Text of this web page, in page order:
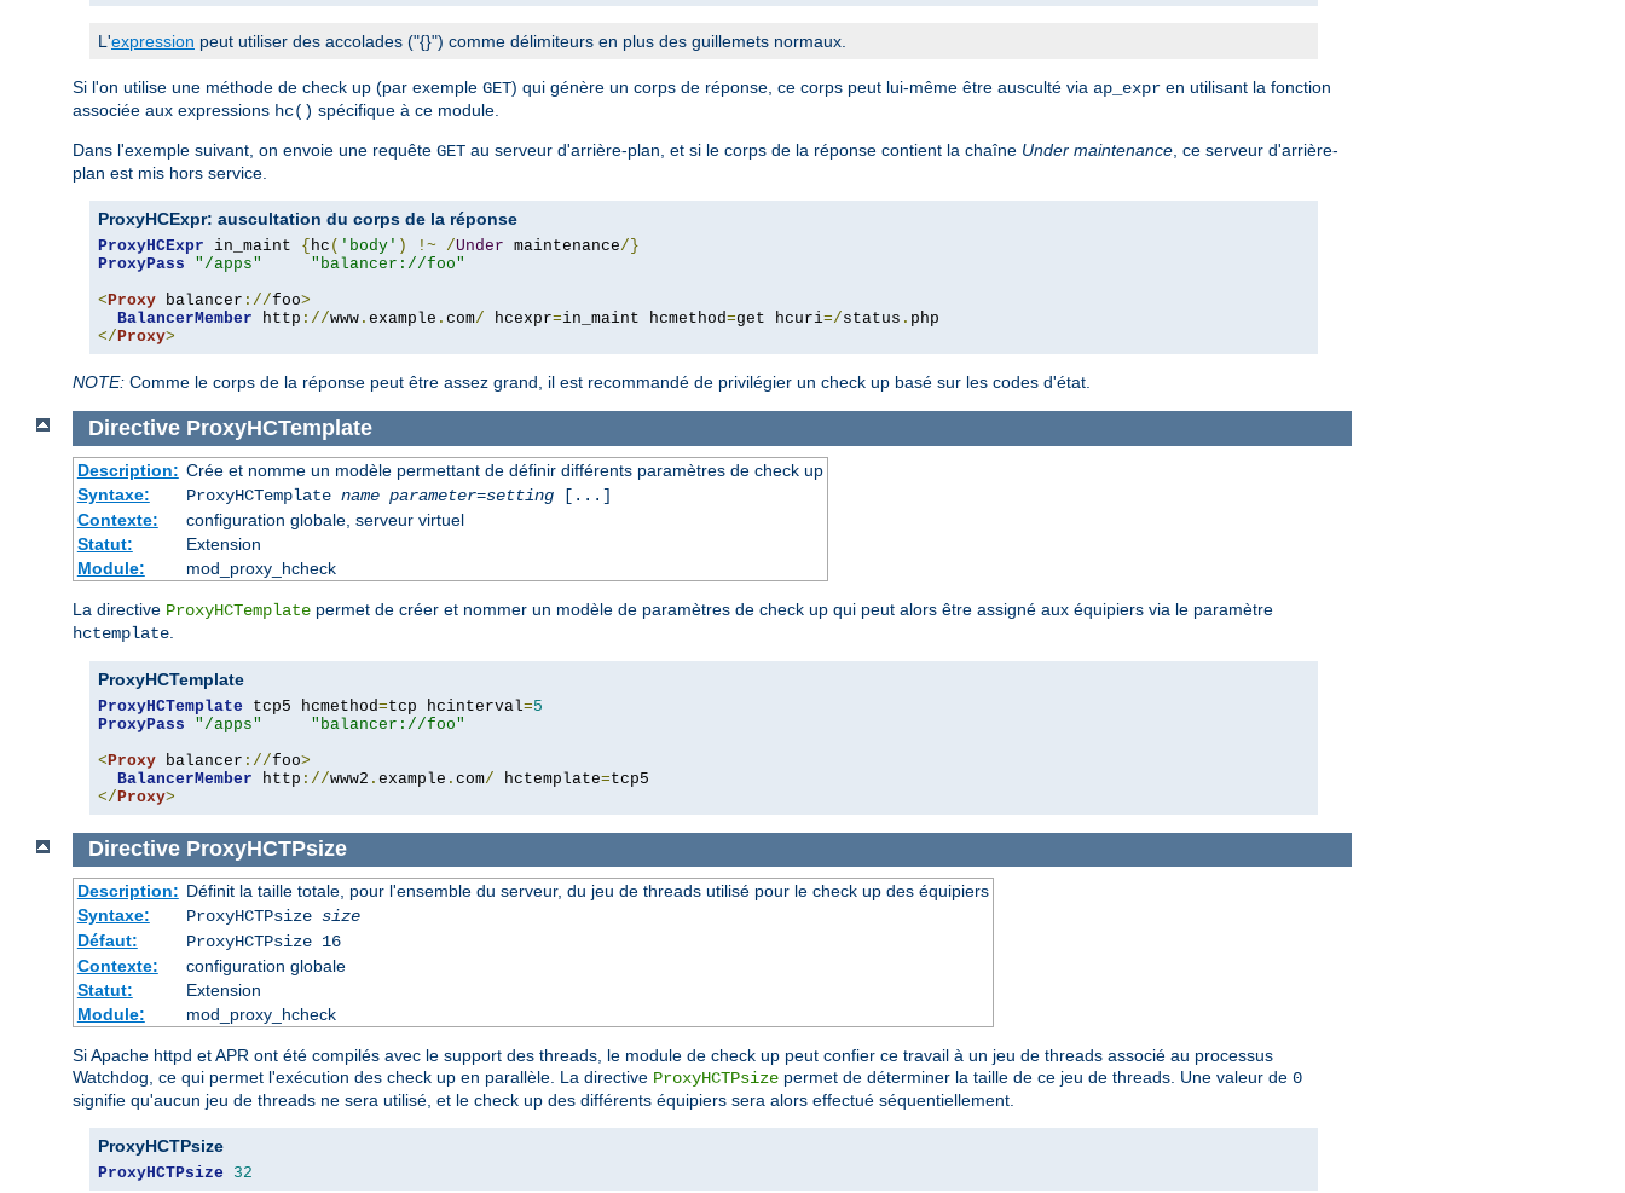
L'expression peut utiliser des accolades ("{}") comme délimiteurs en plus des guillemets normaux.
Si l'on utilise une méthode de check up (par exemple GET) qui génère un corps de réponse, ce corps peut lui-même être ausculté via ap_expr en utilisant la fonction
associée aux expressions hc() spécifique à ce module.
Dans l'exemple suivant, on envoie une requête GET au serveur d'arrière-plan, et si le corps de la réponse contient la chaîne Under maintenance, ce serveur d'arrière-
plan est mis hors service.
ProxyHCExpr: auscultation du corps de la réponse
ProxyHCExpr in_maint { hc ( 'body' ) !~ /Under maintenance/}
ProxyPass
"/apps"
"balancer://foo"
<Proxy balancer ://foo>
BalancerMember http ://www . example . com/ hcexpr=in_maint hcmethod=get hcuri=/status .
</Proxy>
NOTE: Comme le corps de la réponse peut être assez grand, il est recommandé de privilégier un check up basé sur les codes d'état.
Directive ProxyHCTemplate
Description: Crée et nomme un modèle permettant de définir différents paramètres de check up
Syntaxe:
ProxyHCTemplate name parameter=setting[...]
Contexte:
configuration globale, serveur virtuel
Statut:
Extension
Module:
mod_proxy_hcheck
La directive ProxyHCTemplate permet de créer et nommer un modèle de paramètres de check up qui peut alors être assigné aux équipiers via le paramètre
hctemplate
ProxyHCTemplate
ProxyHCTemplate tcp5 hcmethod=tcp hcinterval=5
ProxyPass
"/apps"
"balancer://foo"
<Proxy balancer ://foo>
BalancerMember http ://www2 . example . com/ hctemplate=
</Proxy>
Directive ProxyHCTPsize
Description: Définit la taille totale, pour l'ensemble du serveur, du jeu de threads utilisé pour le check up des équipiers
Syntaxe:
ProxyHCTPsize size
Défaut:
ProxyHCTPsize 16
Contexte:
configuration globale
Statut:
Extension
Module:
mod_proxy_hcheck
Si Apache httpd et APR ont été compilés avec le support des threads, le module de check up peut confier ce travail à un jeu de threads associé au processus
Watchdog, ce qui permet l'exécution des check up en parallèle. La directive ProxyHCTPsize permet de déterminer la taille de ce jeu de threads. Une valeur de 0
signifie qu'aucun jeu de threads ne sera utilisé, et le check up des différents équipiers sera alors effectué séquentiellement.
ProxyHCTPsize
ProxyHCTPsize 32